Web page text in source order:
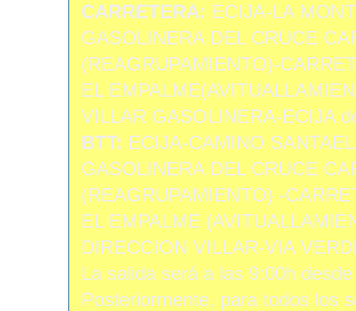
CARRETERA: ECIJA-LA
GASOLINERA DEL CRUCE
(REAGRUPAMIENTO)-
EL
VILLAR GASOLINERA-ECIJA
BTT: ECIJA-CAMINO
GASOLINERA DEL CRUCE
(REAGRUPAMIENTO) -
EL EMPALME
DIRECCION VILLAR-VIA
La salida será a las 9:00h
Posteriormente, para todos los